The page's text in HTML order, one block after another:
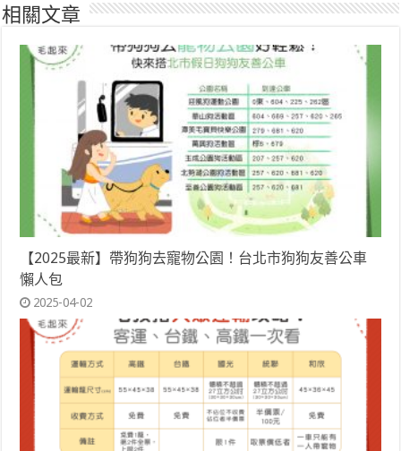
相關文章
【2025最新】帶狗狗去寵物公園！台北市狗狗友善公車
懶人包
2025-04-02